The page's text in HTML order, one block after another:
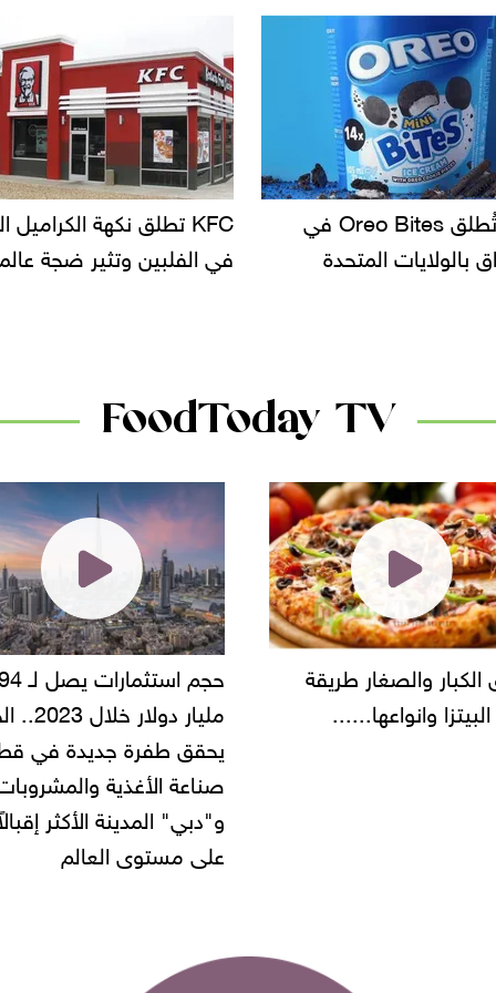
KFC تطلق نكهة الكراميل المملح
وتثير ضجة عالمية
دعوات للتحقيق في أسباب
سحب بعض ألبان الأطفال
FoodToday TV
حجم استثمارات يصل لـ 94
مليار دولار خلال 2023.. الخليج
"أمن القاهرة" يضبط
شركة مطاعم استولى على
أموال المواطنين بزعم